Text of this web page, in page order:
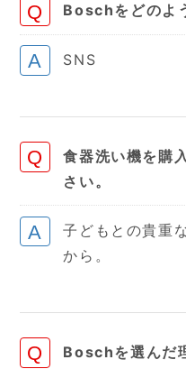
Boschをどのよ
SNS
食器洗い機を購
さい。
子どもとの貴重
から。
Boschを選んだ